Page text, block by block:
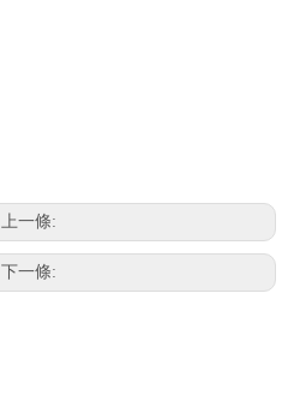
上一條:
下一條: